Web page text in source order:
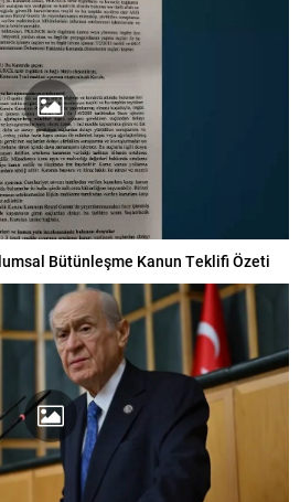
Bütünleşme Kanun Teklifi Özeti